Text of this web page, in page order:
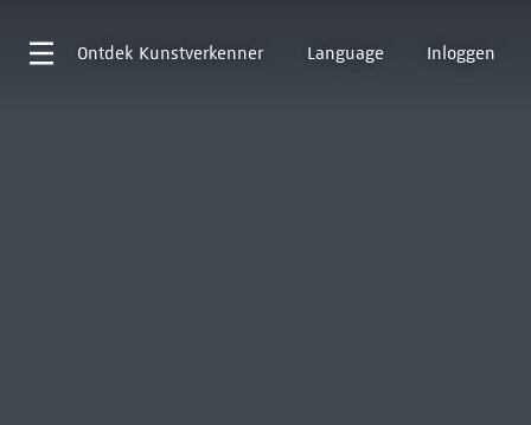
Ontdek Kunstverkenner Language Inloggen